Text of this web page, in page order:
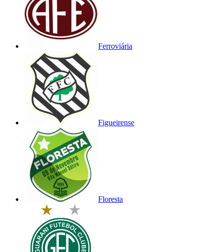
Ferroviária
Figueirense
Floresta